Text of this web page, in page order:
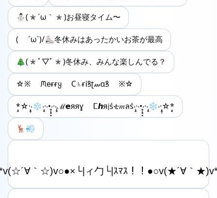
⛄️(*´ω｀*)お昼寝タイム〜
( ´ω`)/⛸️冬休みはあったかいお茶が最高
🎄(*ﾟ▽ﾟ*)冬休み、みんな楽しんでる？
☆※ ᙏeᵲᵲყ Ϲ♄ᵲ𝗂ꝸʈ𝓂ɑꝸ ※☆
*̣̥☆·͙̥‧❄‧̩̥·‧•̥̩̥͙‧·‧̩̥ℳ𝗲яяɣ ⵎ𝙝я𝔧śቲ𝑚ลś‧̩̥·‧•̥̩̥͙‧·‧̩̥❄‧·͙̥̣☆*̣̥
🦌💨